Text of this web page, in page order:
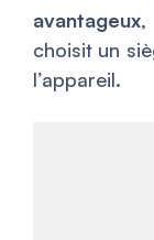
avantageux,
choisit un
l’appareil.